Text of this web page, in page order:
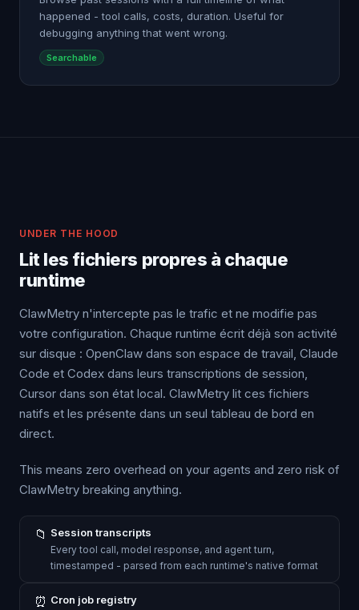
happened - tool calls, costs, duration. Useful for
debugging anything that went wrong.
Searchable
UNDER THE HOOD
Lit les fichiers propres à chaque
runtime
ClawMetry n'intercepte pas le trafic et ne modifie pas
votre configuration. Chaque runtime écrit déjà son activité
sur disque : OpenClaw dans son espace de travail, Claude
Code et Codex dans leurs transcriptions de session,
Cursor dans son état local. ClawMetry lit ces fichiers
natifs et les présente dans un seul tableau de bord en
direct.
This means zero overhead on your agents and zero risk of
ClawMetry breaking anything.
📁 Session transcripts
Every tool call, model response, and agent turn,
timestamped - parsed from each runtime's native format
⏰ Cron job registry